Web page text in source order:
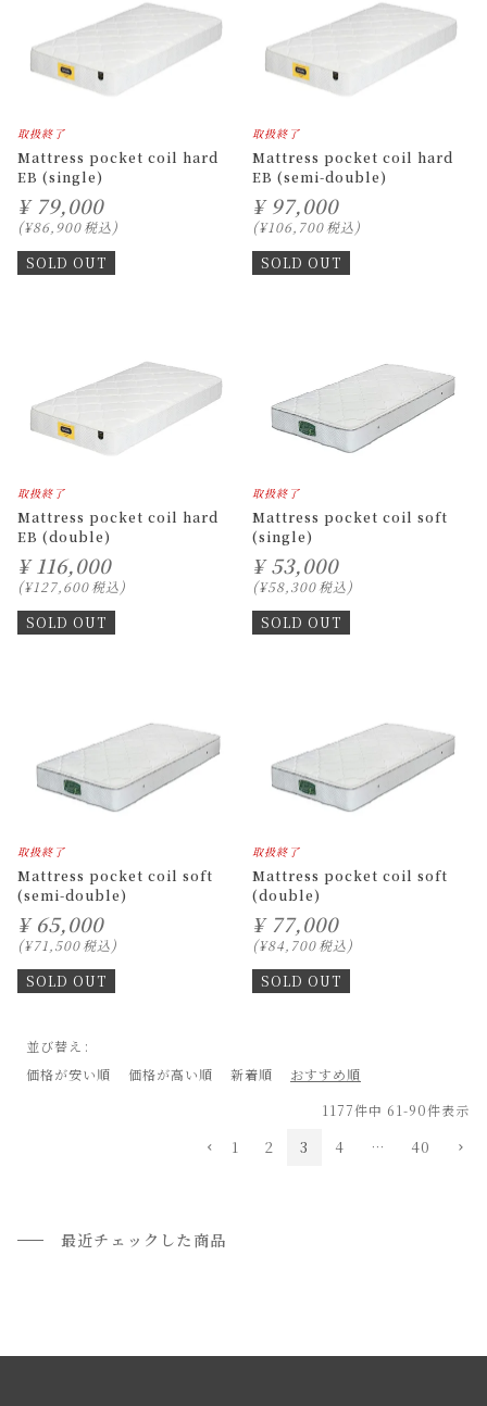
取扱終了
Mattress pocket coil hard
EB (single)
¥ 79,000
¥86,900税込
SOLD OUT
取扱終了
Mattress pocket coil hard
EB (semi-double)
¥ 97,000
¥106,700税込
SOLD OUT
取扱終了
Mattress pocket coil hard
EB (double)
¥ 116,000
¥127,600税込
SOLD OUT
取扱終了
Mattress pocket coil soft
(single)
¥ 53,000
¥58,300税込
SOLD OUT
取扱終了
Mattress pocket coil soft
(semi-double)
¥ 65,000
¥71,500税込
SOLD OUT
取扱終了
Mattress pocket coil soft
(double)
¥ 77,000
¥84,700税込
SOLD OUT
並び替え
価格が安い順
価格が高い順 新着順
おすすめ順
1177件中 61-90件表示
1 2 3 4 … 40
最近チェックした商品